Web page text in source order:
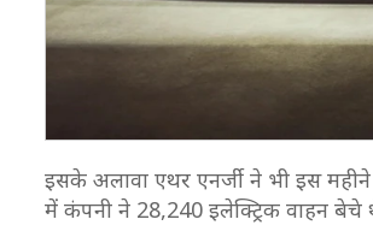
इसके अलावा एथर एनर्जी ने भी इस
में कंपनी ने 28,240 इलेक्ट्रिक वाहन बेचे